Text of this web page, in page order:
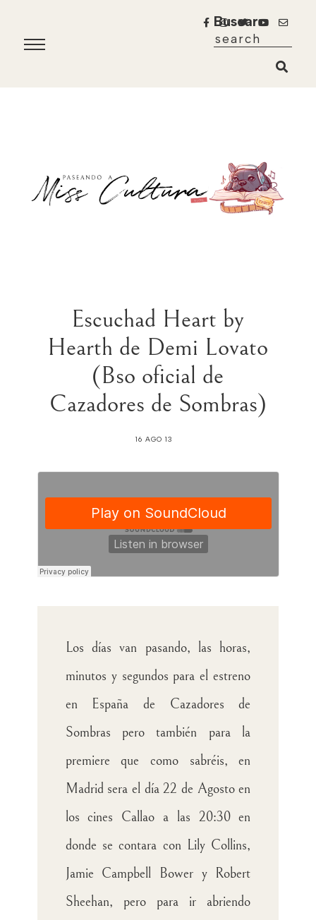
Buscar
Escuchad Heart by
Hearth de Demi Lovato
(Bso oficial de
Cazadores de Sombras)
16 AGO 13
Los días van pasando, las horas,
minutos y segundos para el estreno
en España de Cazadores de
Sombras pero también para la
premiere que como sabréis, en
Madrid sera el día 22 de Agosto en
los cines Callao a las 20:30 en
donde se contara con Lily Collins,
Jamie Campbell Bower y Robert
Sheehan, pero para ir abriendo